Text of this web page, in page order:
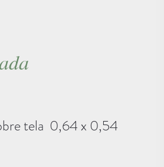
tela 0,64 x 0,54